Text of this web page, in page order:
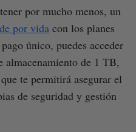
por mucho menos, un
por vida con los planes
único, puedes acceder
almacenamiento de 1 TB,
te permitirá asegurar el
de seguridad y gestión